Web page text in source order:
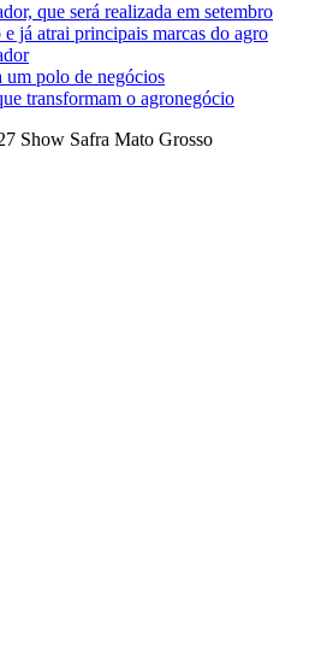
que será realizada em setembro
já atrai principais marcas do agro
um polo de negócios
transformam o agronegócio
Show Safra Mato Grosso